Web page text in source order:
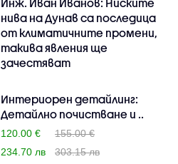
Инж. Иван Иванов: Ниските
нива на Дунав са последица
от климатичните промени,
такива явления ще
зачестяват
Интериорен детайлинг:
Детайлно почистване и ..
120.00 €
155.00 €
234.70 лв
303.15 лв